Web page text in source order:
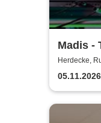
Madis -
Herdecke,
05.11.2026